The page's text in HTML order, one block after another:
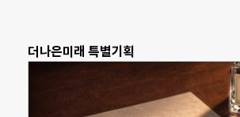
더나은미래 특별기획